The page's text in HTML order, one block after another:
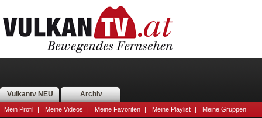
Vulkantv NEU Archiv
Mein Profil | Meine Videos | Meine Favoriten | Meine Playlist | Meine Gruppen